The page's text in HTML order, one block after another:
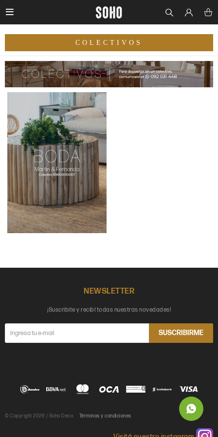

COLECTIVOS
NEWSLETTER
¡Suscribite y recibí todas nuestras novedades!
SUSCRIBIRME
© Copyright 2026 / Soho Deco Términos y condiciones